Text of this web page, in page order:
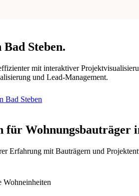
Bad Steben.
mit interaktiver
und Lead-Management.
Bad Steben
für Wohnungsbauträger
Erfahrung mit Bauträgern und
Wohneinheiten